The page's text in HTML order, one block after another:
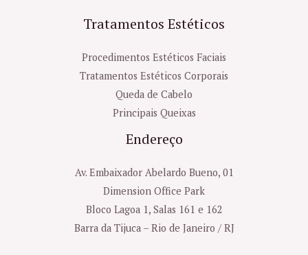
Tratamentos Estéticos
Procedimentos Estéticos Faciais
Tratamentos Estéticos Corporais
Queda de Cabelo
Principais Queixas
Endereço
Av. Embaixador Abelardo Bueno, 01
Dimension Office Park
Bloco Lagoa 1, Salas 161 e 162
Barra da Tijuca – Rio de Janeiro / RJ